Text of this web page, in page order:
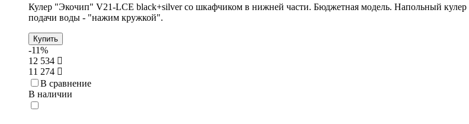
Кулер "Экочип" V21-LCE black+silver со шкафчиком в нижней части. Бюджетная модель. Напольный кулер
подачи воды - "нажим кружкой".
Купить
-11%
12 534
11 274
В сравнение
В наличии